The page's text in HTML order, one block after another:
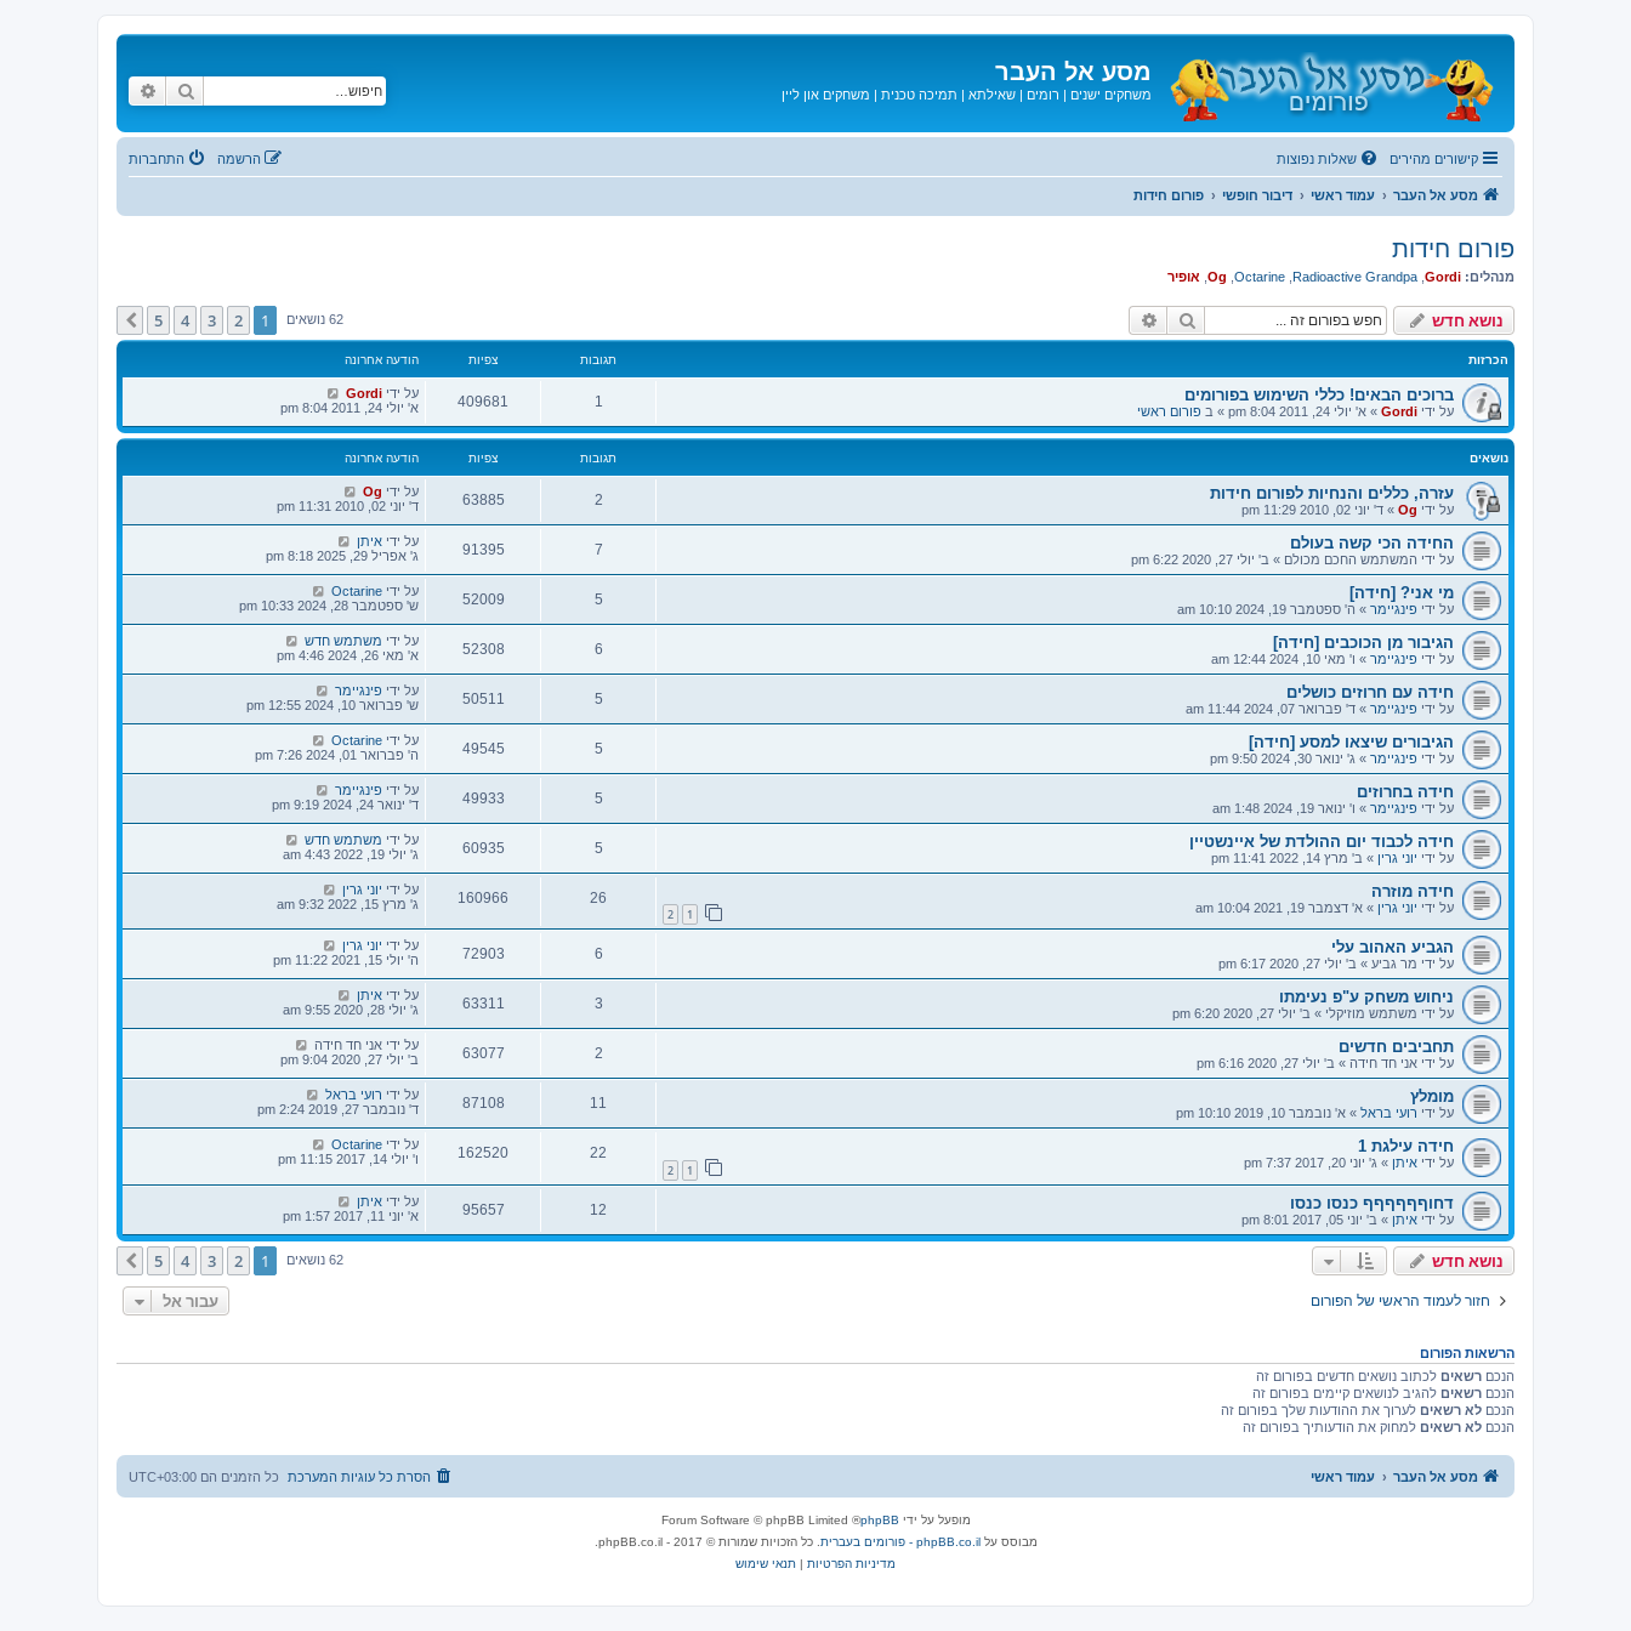
מסע אל העבר
משחקים ישנים | רומים | שאילתא | תמיכה טכנית | משחקים און ליין חיפוש
קישורים מהירים שאלות נפוצות התחברות הרשמה
מסע אל העבר עמוד ראשי דיבור חופשי פורום חידות
פורום חידות
מנהלים: Gordi
Radioactive Grandpa
Octarine
Og אופיר
נושא חדש חיפוש 62 נושאים 1
2
3
4
5 הבא
הכרזות תגובות צפיות הודעה אחרונה
ברוכים הבאים! כללי השימוש בפורומים
על ידי Gordi
» א' יולי 24, 2011 8:04 pm » ב פורום ראשי
1
409681 על ידי Gordi
א' יולי 24, 2011 8:04 pm
נושאים תגובות צפיות הודעה אחרונה
עזרה, כללים והנחיות לפורום חידות
על ידי Og
» ד' יוני 02, 2010 11:29 pm
2
63885 על ידי Og
ד' יוני 02, 2010 11:31 pm
החידה הכי קשה בעולם
על ידי המשתמש החכם מכולם » ב' יולי 27, 2020 6:22 pm
7
91395 על ידי איתן
ג' אפריל 29, 2025 8:18 pm
מי אני? [חידה]
על ידי פינגיימר » ה' ספטמבר 19, 2024 10:10 am
5
52009 על ידי Octarine
ש' ספטמבר 28, 2024 10:33 pm
הגיבור מן הכוכבים [חידה]
על ידי פינגיימר » ו' מאי 10, 2024 12:44 am
6
52308 על ידי משתמש חדש
א' מאי 26, 2024 4:46 pm
חידה עם חרוזים כושלים
על ידי פינגיימר » ד' פברואר 07, 2024 11:44 am
5
50511 על ידי פינגיימר
ש' פברואר 10, 2024 12:55 pm
הגיבורים שיצאו למסע [חידה]
על ידי פינגיימר » ג' ינואר 30, 2024 9:50 pm
5
49545 על ידי Octarine
ה' פברואר 01, 2024 7:26 pm
חידה בחרוזים
על ידי פינגיימר » ו' ינואר 19, 2024 1:48 am
5
49933 על ידי פינגיימר
ד' ינואר 24, 2024 9:19 pm
חידה לכבוד יום ההולדת של איינשטיין
על ידי יוני גרין » ב' מרץ 14, 2022 11:41 pm
5
60935 על ידי משתמש חדש
ג' יולי 19, 2022 4:43 am
חידה מוזרה
על ידי יוני גרין » א' דצמבר 19, 2021 10:04 am 1
2
26
160966 על ידי יוני גרין
ג' מרץ 15, 2022 9:32 am
הגביע האהוב עלי
על ידי מר גביע » ב' יולי 27, 2020 6:17 pm
6
72903 על ידי יוני גרין
ה' יולי 15, 2021 11:22 pm
ניחוש משחק ע"פ נעימתו
על ידי משתמש מוזיקלי » ב' יולי 27, 2020 6:20 pm
3
63311 על ידי איתן
ג' יולי 28, 2020 9:55 am
תחביבים חדשים
על ידי אני חד חידה » ב' יולי 27, 2020 6:16 pm
2
63077 על ידי אני חד חידה
ב' יולי 27, 2020 9:04 pm
מומלץ
על ידי רועי בראל » א' נובמבר 10, 2019 10:10 pm
11
87108 על ידי רועי בראל
ד' נובמבר 27, 2019 2:24 pm
חידה עילגת 1
על ידי איתן » ג' יוני 20, 2017 7:37 pm 1
2
22
162520 על ידי Octarine
ו' יולי 14, 2017 11:15 pm
דחוףףףףףף כנסו כנסו
על ידי איתן » ב' יוני 05, 2017 8:01 pm
12
95657 על ידי איתן
א' יוני 11, 2017 1:57 pm
נושא חדש 62 נושאים 1
2
3
4
5 הבא
חזור לעמוד הראשי של הפורום עבור אל
הרשאות הפורום
הנכם רשאים לכתוב נושאים חדשים בפורום זה
הנכם רשאים להגיב לנושאים קיימים בפורום זה
הנכם לא רשאים לערוך את ההודעות שלך בפורום זה
הנכם לא רשאים למחוק את הודעותיך בפורום זה
מסע אל העבר עמוד ראשי כל הזמנים הם UTC+03:00 הסרת כל עוגיות המערכת
מופעל על ידי phpBB
® Forum Software © phpBB Limited
מבוסס עלphpBB.co.il - פורומים בעברית
. כל הזכויות שמורות © 2017 - phpBB.co.il.
מדיניות הפרטיות | תנאי שימוש